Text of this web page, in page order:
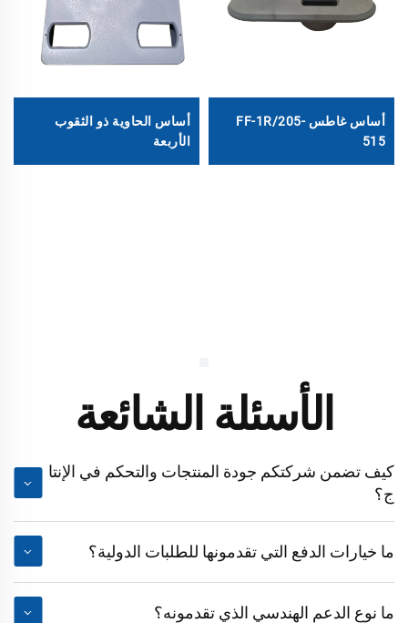
أساس غاطس FF-1R/205-
515
أساس الحاوية ذو الثقوب
الأربعة
الأسئلة الشائعة
كيف تضمن شركتكم جودة المنتجات والتحكم في الإنتا
ج؟
ما خيارات الدفع التي تقدمونها للطلبات الدولية؟
ما نوع الدعم الهندسي الذي تقدمونه؟